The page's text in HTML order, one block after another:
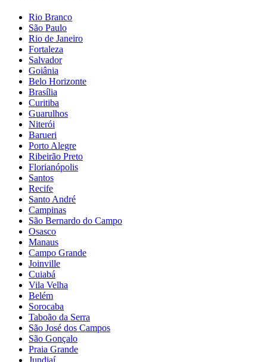
Rio Branco
São Paulo
Rio de Janeiro
Fortaleza
Salvador
Goiânia
Belo Horizonte
Brasília
Curitiba
Guarulhos
Niterói
Barueri
Porto Alegre
Ribeirão Preto
Florianópolis
Santos
Recife
Santo André
Campinas
São Bernardo do Campo
Osasco
Manaus
Campo Grande
Joinville
Cuiabá
Vila Velha
Belém
Sorocaba
Taboão da Serra
São José dos Campos
São Gonçalo
Praia Grande
Jundiaí